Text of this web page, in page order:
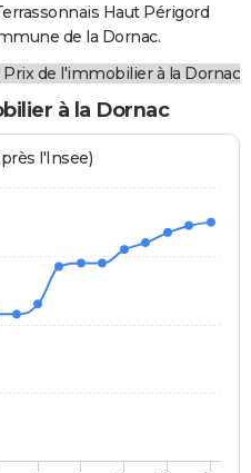
Haut Périgord
de la Dornac.
Prix de l'immobilier à la Dornac
à la Dornac
l'Insee)